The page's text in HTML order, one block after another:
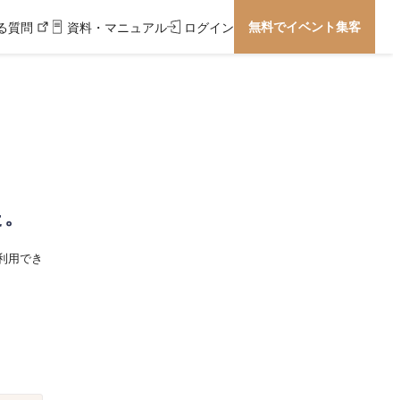
質問 資料・マニュアル ログイン 無料でイベント集客
用でき